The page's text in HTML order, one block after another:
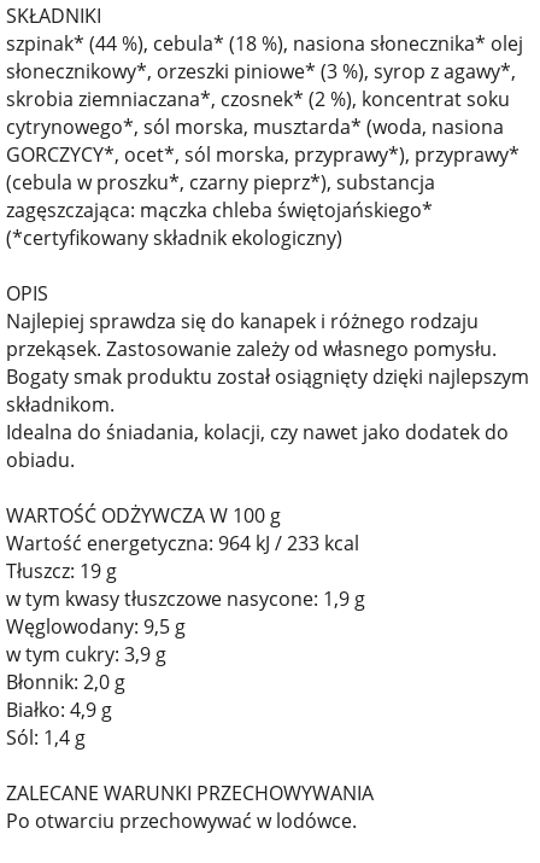
SKŁADNIKI
szpinak* (44 %), cebula* (18 %), nasiona słonecznika* olej
słonecznikowy*, orzeszki piniowe* (3 %), syrop z agawy*,
skrobia ziemniaczana*, czosnek* (2 %), koncentrat soku
cytrynowego*, sól morska, musztarda* (woda, nasiona
GORCZYCY*, ocet*, sól morska, przyprawy*), przyprawy*
(cebula w proszku*, czarny pieprz*), substancja
zagęszczająca: mączka chleba świętojańskiego*
(*certyfikowany składnik ekologiczny)
OPIS
Najlepiej sprawdza się do kanapek i różnego rodzaju
przekąsek. Zastosowanie zależy od własnego pomysłu.
Bogaty smak produktu został osiągnięty dzięki najlepszym
składnikom.
Idealna do śniadania, kolacji, czy nawet jako dodatek do
obiadu.
WARTOŚĆ ODŻYWCZA W 100 g
Wartość energetyczna: 964 kJ / 233 kcal
Tłuszcz: 19 g
w tym kwasy tłuszczowe nasycone: 1,9 g
Węglowodany: 9,5 g
w tym cukry: 3,9 g
Błonnik: 2,0 g
Białko: 4,9 g
Sól: 1,4 g
ZALECANE WARUNKI PRZECHOWYWANIA
Po otwarciu przechowywać w lodówce.